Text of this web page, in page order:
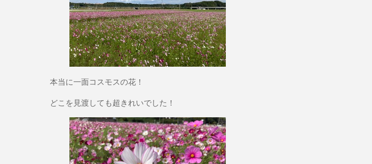
本当に一面コスモスの花！
どこを見渡しても超きれいでした！